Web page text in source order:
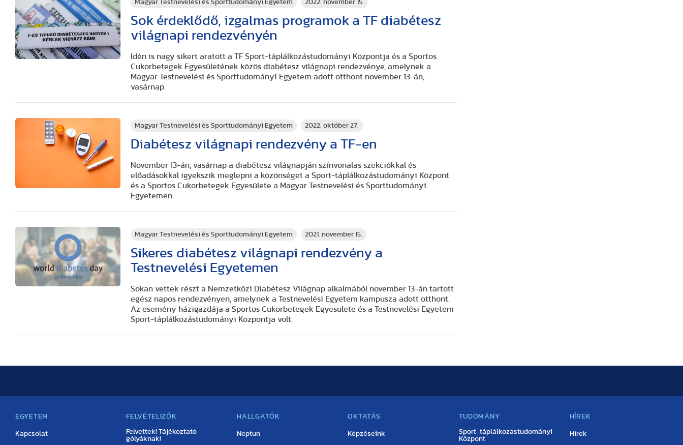
Magyar Testnevelési és Sporttudományi Egyetem 2022. november 15.
Sok érdeklődő, izgalmas programok a TF diabétesz
világnapi rendezvényén
Idén is nagy sikert aratott a TF Sport-táplálkozástudományi Központja és a Sportos
Cukorbetegek Egyesületének közös diabétesz világnapi rendezvénye, amelynek a
Magyar Testnevelési és Sporttudományi Egyetem adott otthont november 13-án,
vasárnap.
Magyar Testnevelési és Sporttudományi Egyetem 2022. október 27.
Diabétesz világnapi rendezvény a TF-en
November 13-án, vasárnap a diabétesz világnapján színvonalas szekciókkal és
előadásokkal igyekszik meglepni a közönséget a Sport-táplálkozástudományi Központ
és a Sportos Cukorbetegek Egyesülete a Magyar Testnevelési és Sporttudományi
Egyetemen.
Magyar Testnevelési és Sporttudományi Egyetem 2021. november 15.
Sikeres diabétesz világnapi rendezvény a
Testnevelési Egyetemen
Sokan vettek részt a Nemzetközi Diabétesz Világnap alkalmából november 13-án tartott
egész napos rendezvényen, amelynek a Testnevelési Egyetem kampusza adott otthont.
Az esemény házigazdája a Sportos Cukorbetegek Egyesülete és a Testnevelési Egyetem
Sport-táplálkozástudományi Központja volt.
EGYETEM
Kapcsolat
FELVÉTELIZŐK
Felvettek! Tájékoztató
gólyáknak!
HALLGATÓK
Neptun
OKTATÁS
Képzéseink
TUDOMÁNY
Sport-táplálkozástudományi
Központ
HÍREK
Hírek